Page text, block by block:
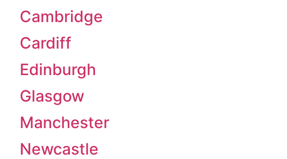
Cambridge
Cardiff
Edinburgh
Glasgow
Manchester
Newcastle